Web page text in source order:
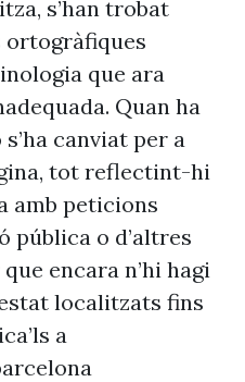
s’han trobat
que ara
Quan ha
canviat per a
tot reflectint-hi
amb peticions
pública o d’altres
encara n’hi hagi
localitzats fins
a